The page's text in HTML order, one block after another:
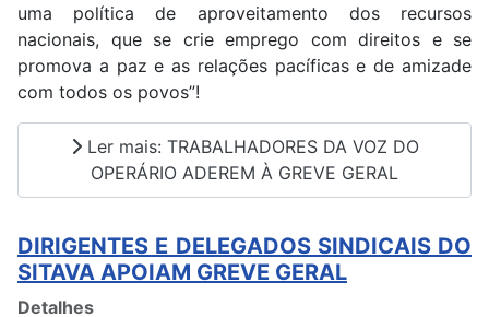
uma política de aproveitamento dos recursos
nacionais, que se crie emprego com direitos e se
promova a paz e as relações pacíficas e de amizade
com todos os povos”!
Ler mais: TRABALHADORES DA VOZ DO
OPERÁRIO ADEREM À GREVE GERAL
DIRIGENTES E DELEGADOS SINDICAIS DO
SITAVA APOIAM GREVE GERAL
Detalhes